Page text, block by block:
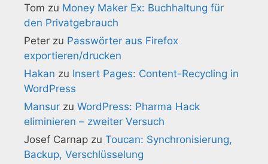
Tom zu Money Maker Ex: Buchhaltung für
den Privatgebrauch
Peter zu Passwörter aus Firefox
exportieren/drucken
Hakan zu Insert Pages: Content-Recycling in
WordPress
Mansur zu WordPress: Pharma Hack
eliminieren – zweiter Versuch
Josef Carnap zu Toucan: Synchronisierung,
Backup, Verschlüsselung